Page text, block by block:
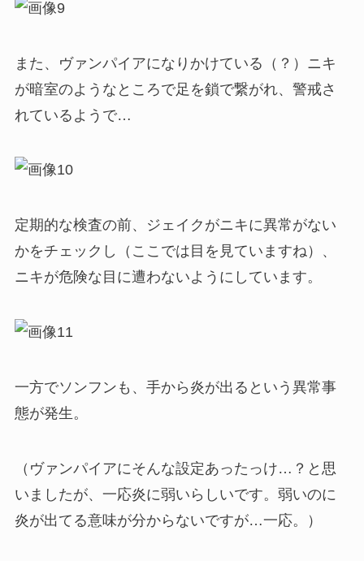
また、ヴァンパイアになりかけている（？）ニキ
が暗室のようなところで足を鎖で繋がれ、警戒さ
れているようで…
定期的な検査の前、ジェイクがニキに異常がない
かをチェックし（ここでは目を見ていますね）、
ニキが危険な目に遭わないようにしています。
一方でソンフンも、手から炎が出るという異常事
態が発生。
（ヴァンパイアにそんな設定あったっけ…？と思
いましたが、一応炎に弱いらしいです。弱いのに
炎が出てる意味が分からないですが…一応。）